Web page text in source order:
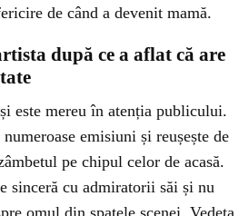
de când a devenit mamă.
după ce a aflat că are
este mereu în atenția publicului.
emisiuni și reușește de
pe chipul celor de acasă.
sinceră cu admiratorii săi și nu